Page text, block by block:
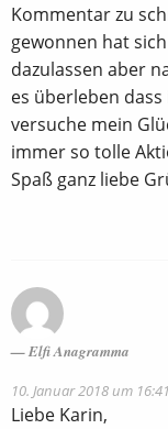
Kommentar zu
gewonnen hat
dazulassen aber
es überleben
versuche mein
immer so tolle
Spaß ganz liebe
Elfi Anagramma
10. Januar 2018 um
Liebe Karin,